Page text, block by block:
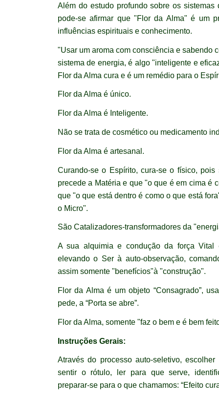
Além do estudo profundo sobre os sistemas
pode-se afirmar que "Flor da Alma" é um
influências espirituais e conhecimento.
"Usar um aroma com consciência e sabendo
sistema de energia, é algo "inteligente e
Flor da Alma cura e é um remédio para o
Flor da Alma é único.
Flor da Alma é Inteligente.
Não se trata de cosmético ou medicamento
Flor da Alma é artesanal.
Curando-se o Espírito, cura-se o físico,
precede a Matéria e que "o que é em cima é
que "o que está dentro é como o que está
o Micro".
São Catalizadores-transformadores da
A sua alquimia e condução da força Vital
elevando o Ser à auto-observação,
assim somente "benefícios"à "construção".
Flor da Alma é um objeto “Consagrado”,
pede, a “Porta se abre”.
Flor da Alma, somente "faz o bem e é bem
Instruções Gerais:
Através do processo auto-seletivo,
sentir o rótulo, ler para que serve,
preparar-se para o que chamamos: “Efeito